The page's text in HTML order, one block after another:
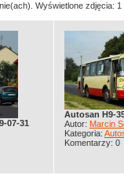
Wyświetlone zdjęcia: 1
07-31
Autosan H9-
Autor: Marcin
Kategoria:
Komentarzy: 0